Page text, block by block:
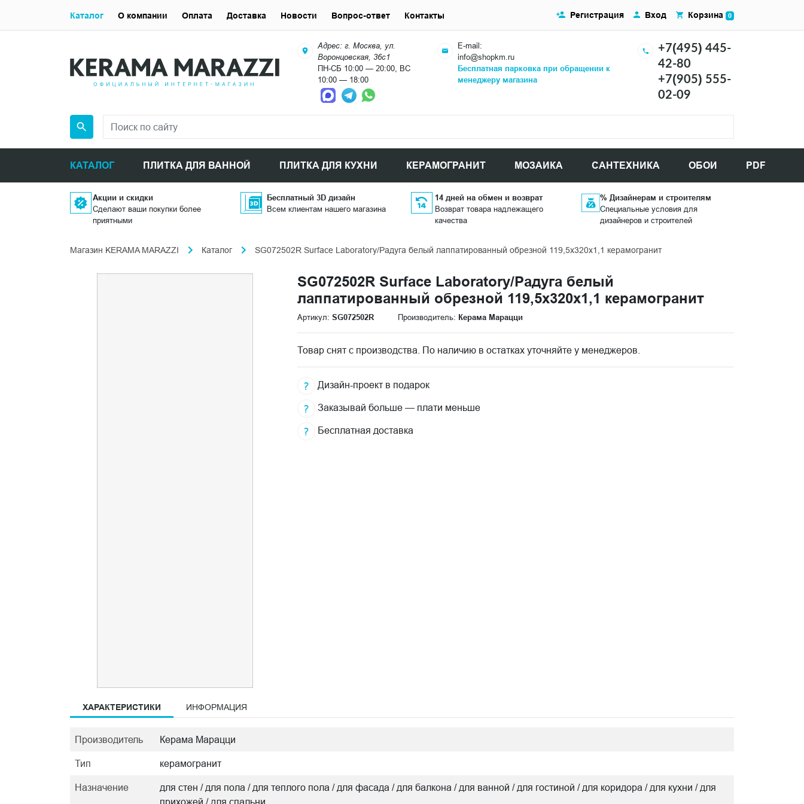
Адрес: г. Москва, ул.
Воронцовская, 36с1
ПН-СБ 10:00 — 20:00, ВС
10:00 — 18:00
E-mail:
info@shopkm.ru
Бесплатная парковка при обращении к
менеджеру магазина
+7(495) 445-
42-80
+7(905) 555-
02-09
КАТАЛОГ ПЛИТКА ДЛЯ ВАННОЙ ПЛИТКА ДЛЯ КУХНИ КЕРАМОГРАНИТ МОЗАИКА САНТЕХНИКА ОБОИ PDF
Регистрация Вход Корзина 0
Каталог О компании Оплата Доставка Новости Вопрос-ответ Контакты
Акции и скидки
Сделают ваши покупки более
приятными
Бесплатный 3D дизайн
Всем клиентам нашего магазина
14 дней на обмен и возврат
Возврат товара надлежащего
качества
% Дизайнерам и строителям
Специальные условия для
дизайнеров и строителей
Магазин KERAMA MARAZZI Каталог SG072502R Surface Laboratory/Радуга белый лаппатированный обрезной 119,5x320х1,1 керамогранит
SG072502R Surface Laboratory/Радуга белый
лаппатированный обрезной 119,5x320х1,1 керамогранит
Артикул: SG072502R Производитель: Керама Марацци
Товар снят с производства. По наличию в остатках уточняйте у менеджеров.
Дизайн-проект в подарок
Заказывай больше — плати меньше
Бесплатная доставка
ХАРАКТЕРИСТИКИ ИНФОРМАЦИЯ
Производитель Керама Марацци
Тип керамогранит
Назначение
для стен / для пола / для теплого пола / для фасада / для балкона / для ванной / для гостиной / для коридора / для кухни / для
прихожей / для спальни